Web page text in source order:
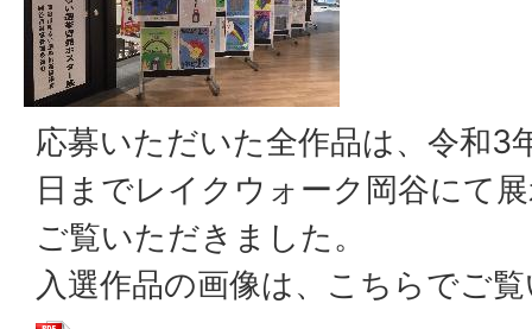
応募いただいた全作品は、令和3
日までレイクウォーク岡谷にて
ご覧いただきました。
入選作品の画像は、こちらでご